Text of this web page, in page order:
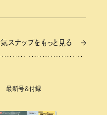
スナップをもっと見る
最新号＆付録
スナップをもっと見る
最新号＆付録